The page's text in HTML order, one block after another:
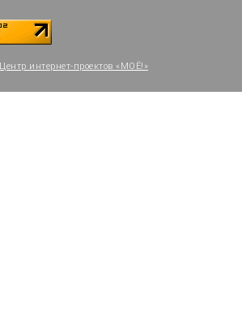
Центр интернет-проектов «МОЁ!»